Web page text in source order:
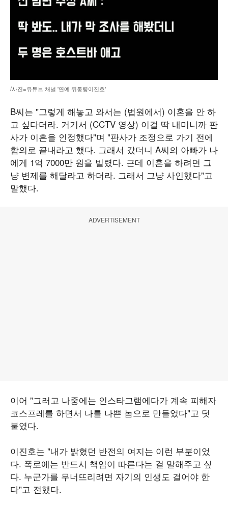
/사진=유튜브 채널 '연예 뒤통령이진호'
B씨는 "그렇게 해놓고 와서는 (법원에서) 이혼을 안 하
고 싶다더라. 거기서 (CCTV 영상) 이걸 딱 내미니까 판
사가 이혼을 인정했다"며 "판사가 조정으로 가기 전에
합의로 끝내라고 했다. 그래서 갔더니 A씨의 아빠가 나
에게 1억 7000만 원을 빌렸다. 근데 이혼을 하려면 그
냥 변제를 해달라고 하더라. 그래서 그냥 사인했다"고
말했다.
ADVERTISEMENT
이어 "그러고 나중에는 인스타그램에다가 계속 피해자
코스프레를 하면서 나를 나쁜 놈으로 만들었다"고 덧
붙였다.
이진호는 "내가 밝혔던 반전의 여지는 이런 부분이었
다. 폭로에는 반드시 책임이 따른다는 걸 말해주고 싶
다. 누군가를 무너뜨리려면 자기의 인생도 걸어야 한
다"고 전했다.